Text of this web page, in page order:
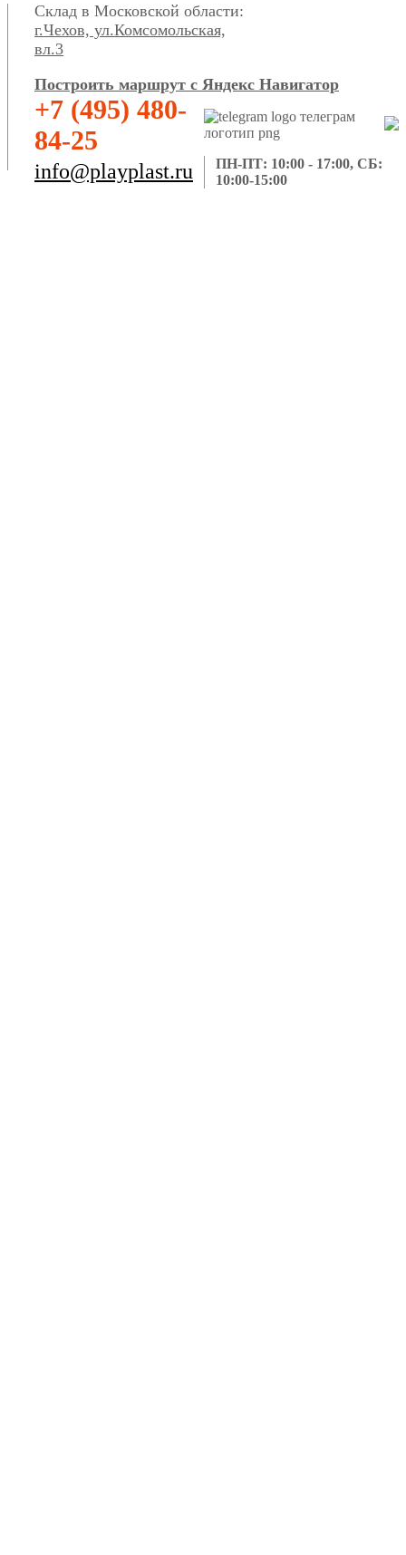
Склад в Московской области:
г.Чехов, ул.Комсомольская,
вл.3
Построить маршрут с Яндекс Навигатор
+7 (495) 480-
84-25
info@playplast.ru
ПН-ПТ: 10:00 - 17:00, СБ:
10:00-15:00